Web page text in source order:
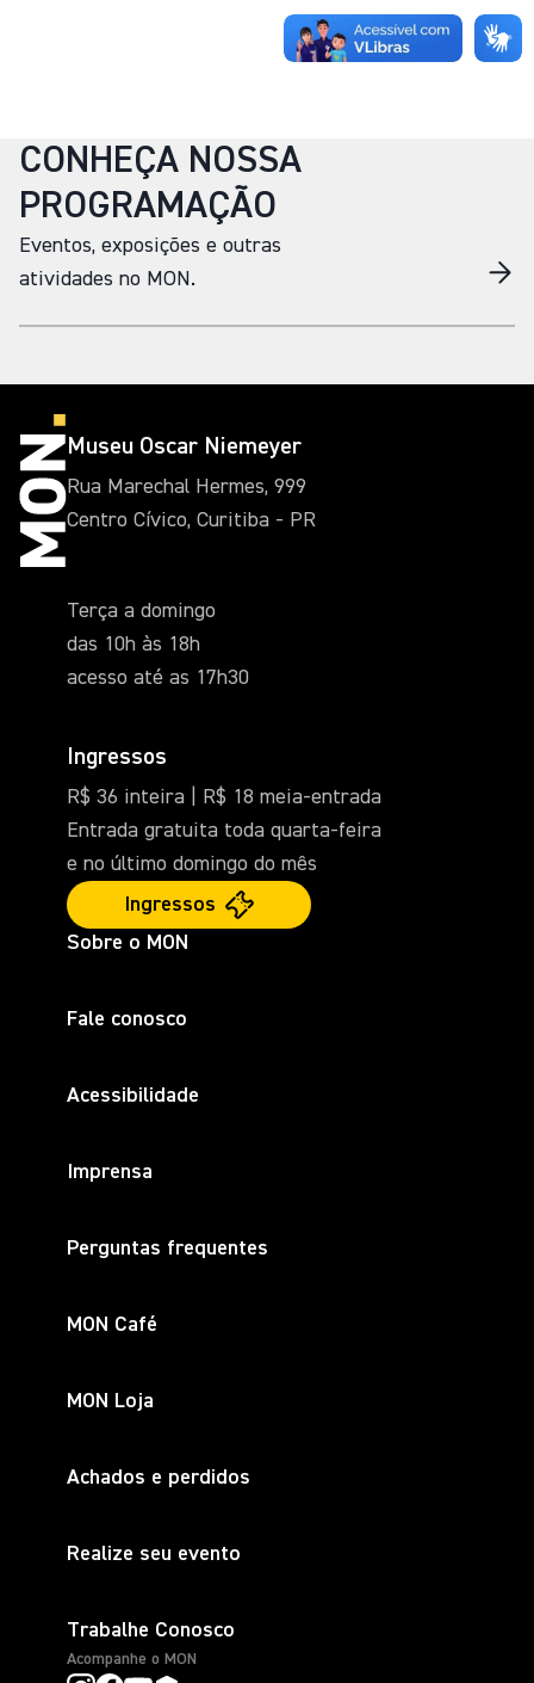
CONHEÇA NOSSA
PROGRAMAÇÃO
Eventos, exposições e outras
atividades no MON.
Museu Oscar Niemeyer
Rua Marechal Hermes, 999
Centro Cívico, Curitiba - PR
Terça a domingo
das 10h às 18h
acesso até as 17h30
Ingressos
R$ 36 inteira | R$ 18 meia-entrada
Entrada gratuita toda quarta-feira
e no último domingo do mês
Ingressos
Sobre o MON
Fale conosco
Acessibilidade
Imprensa
Perguntas frequentes
MON Café
MON Loja
Achados e perdidos
Realize seu evento
Trabalhe Conosco
Acompanhe o MON